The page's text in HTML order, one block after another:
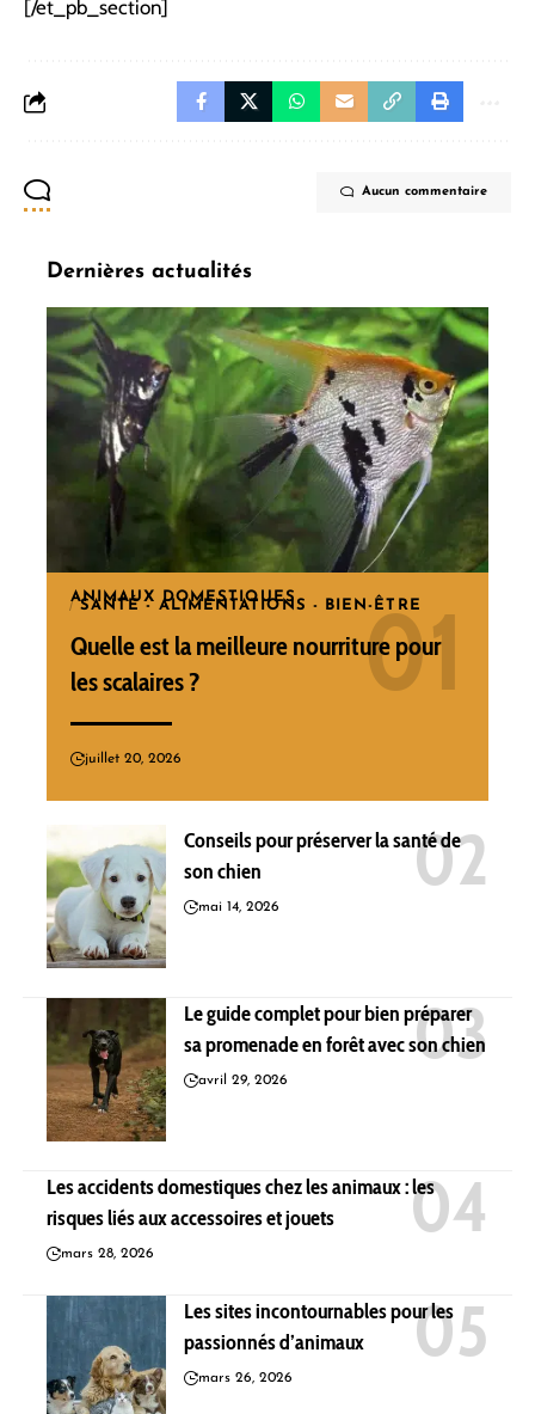
[/et_pb_section]
Aucun commentaire
Dernières actualités
ANIMAUX DOMESTIQUES
SANTÉ - ALIMENTATIONS - BIEN-ÊTRE
Quelle est la meilleure nourriture pour
les scalaires ?
juillet 20, 2026
Conseils pour préserver la santé de
son chien
mai 14, 2026
Le guide complet pour bien préparer
sa promenade en forêt avec son chien
avril 29, 2026
Les accidents domestiques chez les animaux : les
risques liés aux accessoires et jouets
mars 28, 2026
Les sites incontournables pour les
passionnés d’animaux
mars 26, 2026